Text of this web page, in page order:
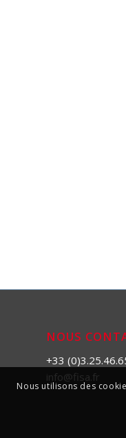
NOUS
+33
info@fisa.fr
Nous utilisons des